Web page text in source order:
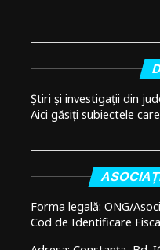
Știri și investigații din
Aici găsiți subiectele
Forma legală: ONG/
Cod de Identificare